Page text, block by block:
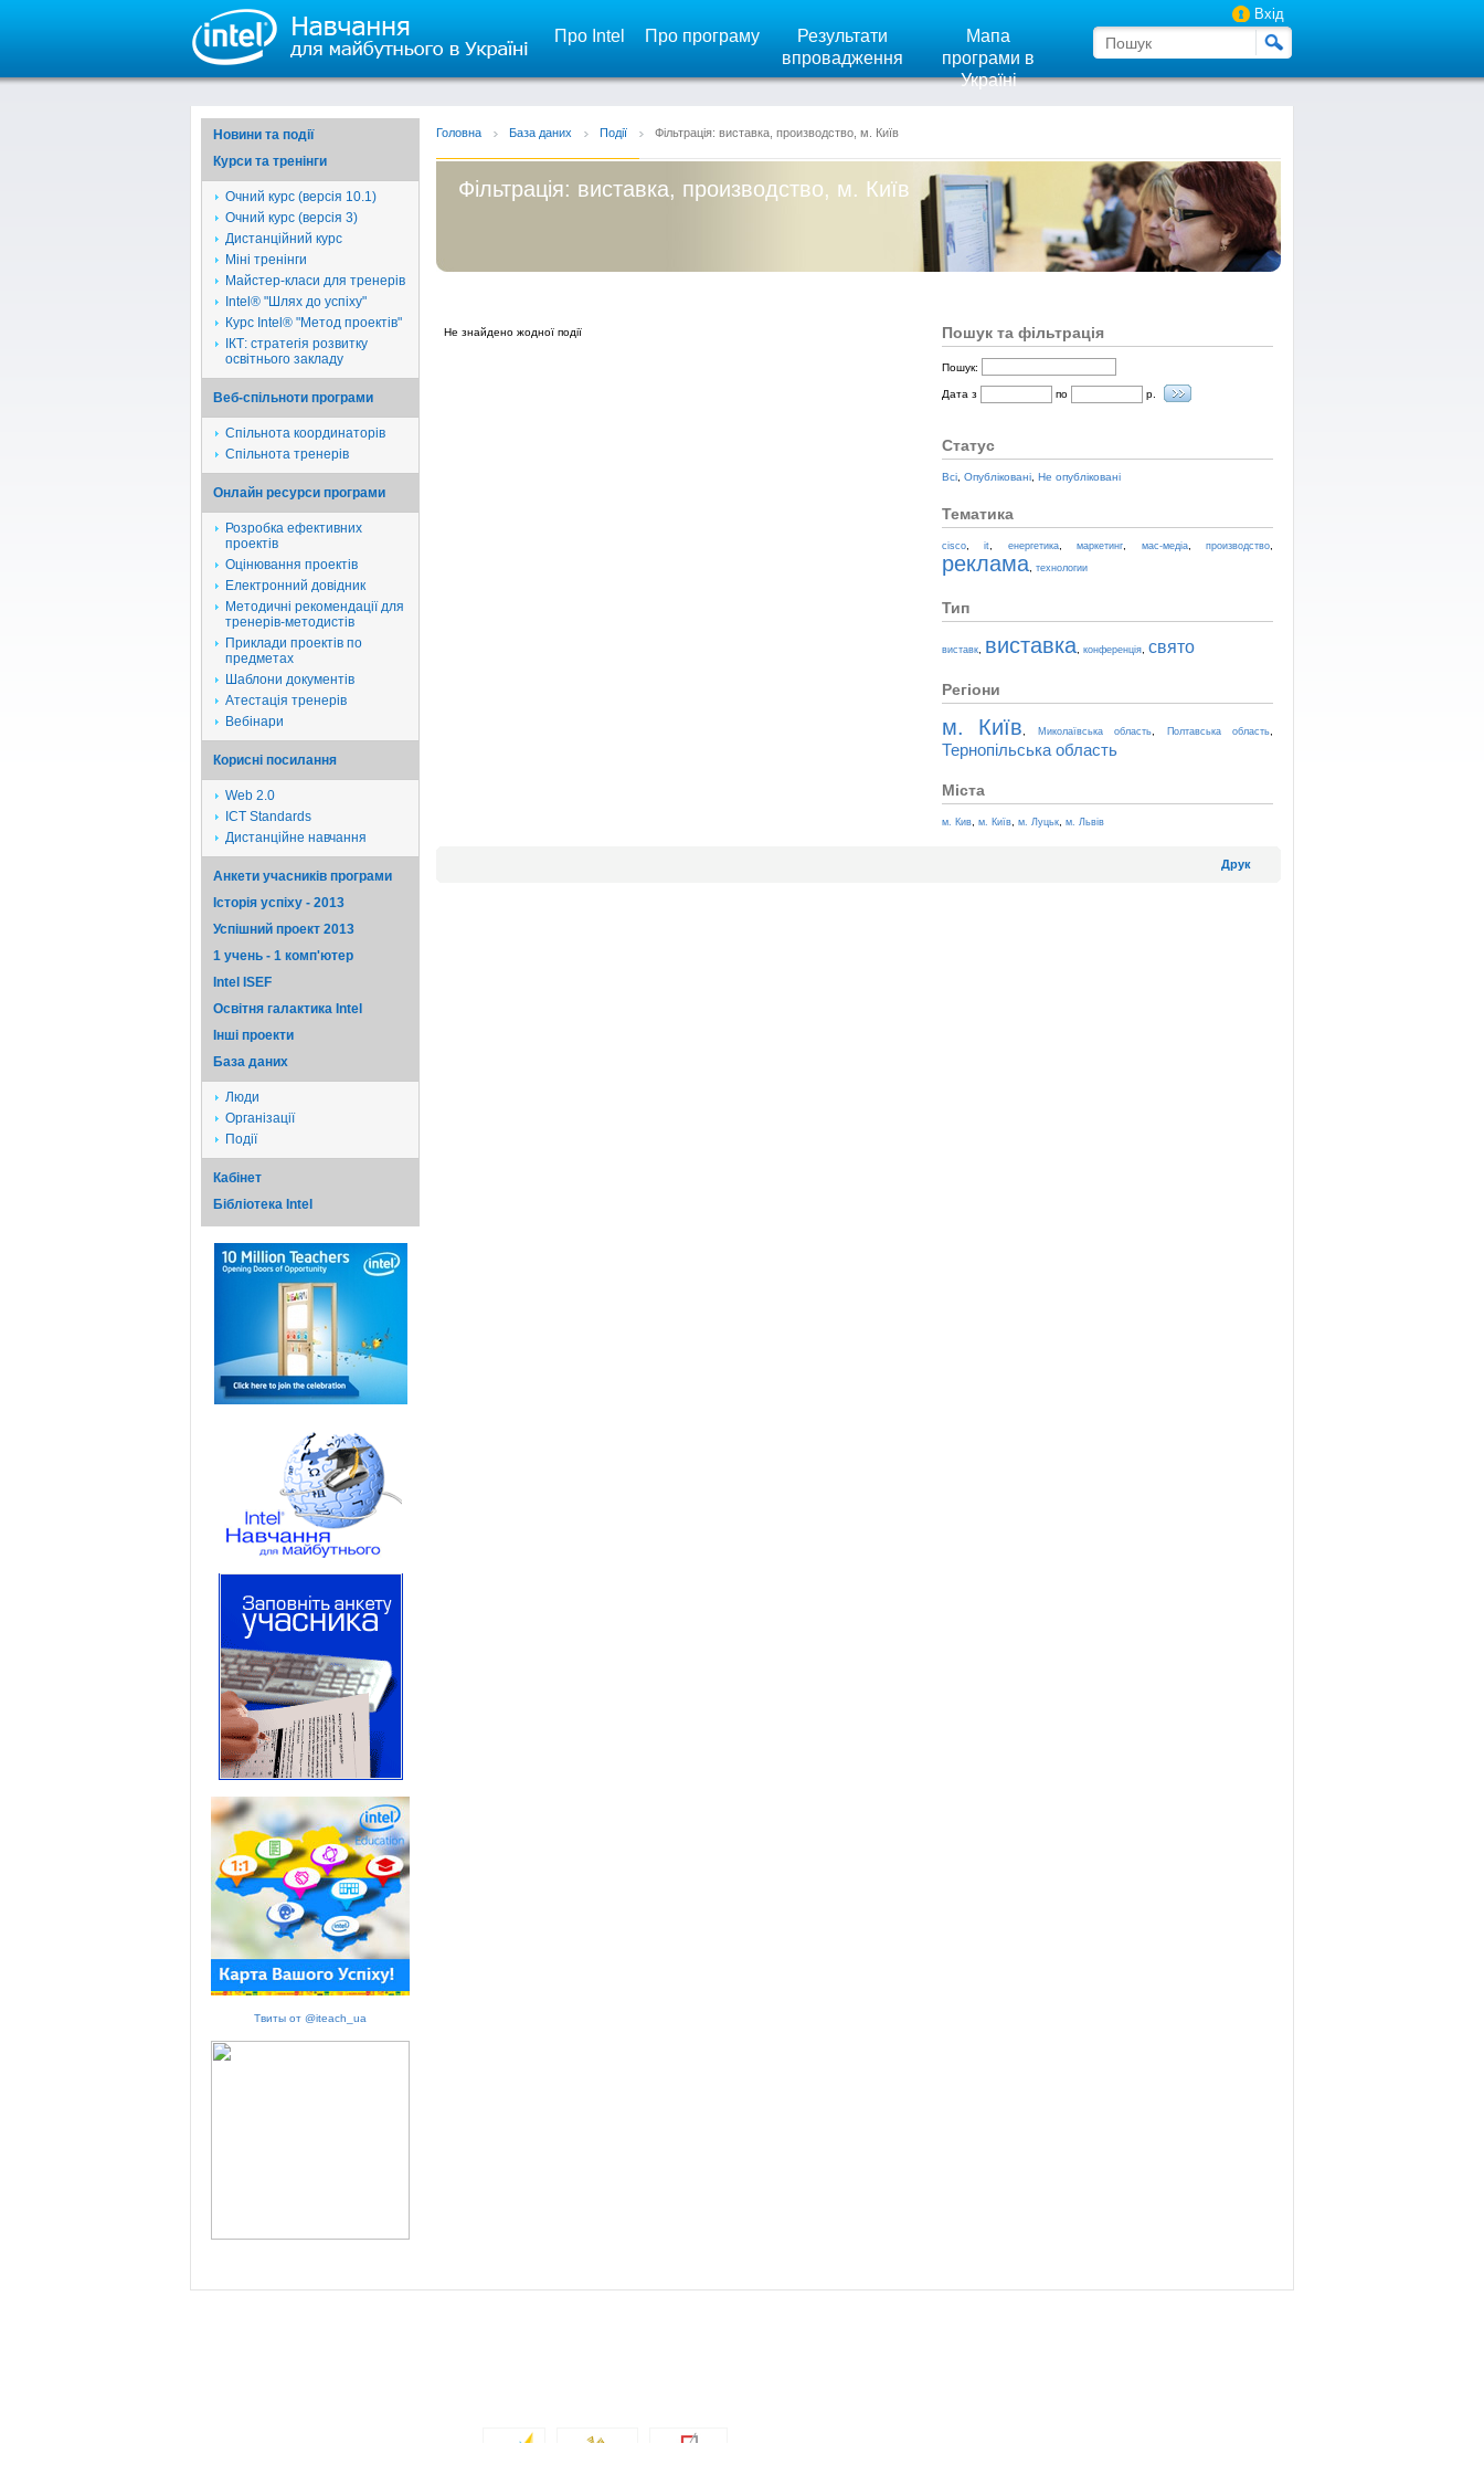
Вхід
Про Intel Про програму
Результати
впровадження
Мапа
програми в
Україні
Новини та події
Курси та тренінги
Очний курс (версія 10.1)
Очний курс (версія 3)
Дистанційний курс
Міні тренінги
Майстер-класи для тренерів
Intel® "Шлях до успіху"
Курс Intel® "Метод проектів"
ІКТ: стратегія розвитку
освітнього закладу
Веб-спільноти програми
Спільнота координаторів
Спільнота тренерів
Онлайн ресурси програми
Розробка ефективних
проектів
Оцінювання проектів
Електронний довідник
Методичні рекомендації для
тренерів-методистів
Приклади проектів по
предметах
Шаблони документів
Атестація тренерів
Вебінари
Корисні посилання
Web 2.0
ICT Standards
Дистанційне навчання
Анкети учасників програми
Історія успіху - 2013
Успішний проект 2013
1 учень - 1 комп'ютер
Intel ISEF
Освітня галактика Intel
Iншi проекти
База даних
Люди
Організації
Події
Кабінет
Бібліотека Intel
Твиты от @iteach_ua
Головна База даних Події Фільтрація: виставка, производство, м. Київ
Фільтрація: виставка, производство, м. Київ
Не знайдено жодної події Пошук та фільтрація
Пошук:
Дата з по р.
Статус
Всі Опубліковані Не опубліковані
Тематика
cisco ,it енергетика,маркетинг мас-медіа,производство
реклама технологии
Тип
виставк виставка конференція свято
Регіони
м. Київ Миколаївська область Полтавська область
Тернопільська область
Міста
м. Кив м. Київ м. Луцьк м. Львів
Друк